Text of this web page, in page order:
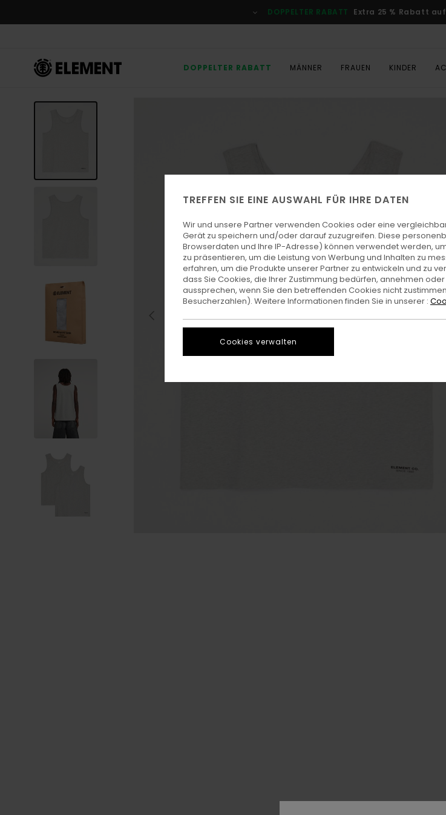
Produktinformation
DOPPELTER RABATT Extra 25 % Rabatt
DOPPELTER RABATT MÄNNER FRAUEN KINDER
TREFFEN SIE EINE AUSWAHL FÜR IHRE DATEN
Wir und unsere Partner verwenden Cookies oder eine
Gerät zu speichern und/oder darauf zuzugreifen. Diese
Browserdaten und Ihre IP-Adresse) können verwendet werden,
zu präsentieren, um die Leistung von Werbung und Inhalten zu
erfahren, um die Produkte unserer Partner zu entwickeln und zu
dass Sie Cookies, die Ihrer Zustimmung bedürfen, annehmen
aussprechen, wenn Sie den betreffenden Cookies nicht
Besucherzahlen). Weitere Informationen finden Sie in unserer :
Cookies verwalten